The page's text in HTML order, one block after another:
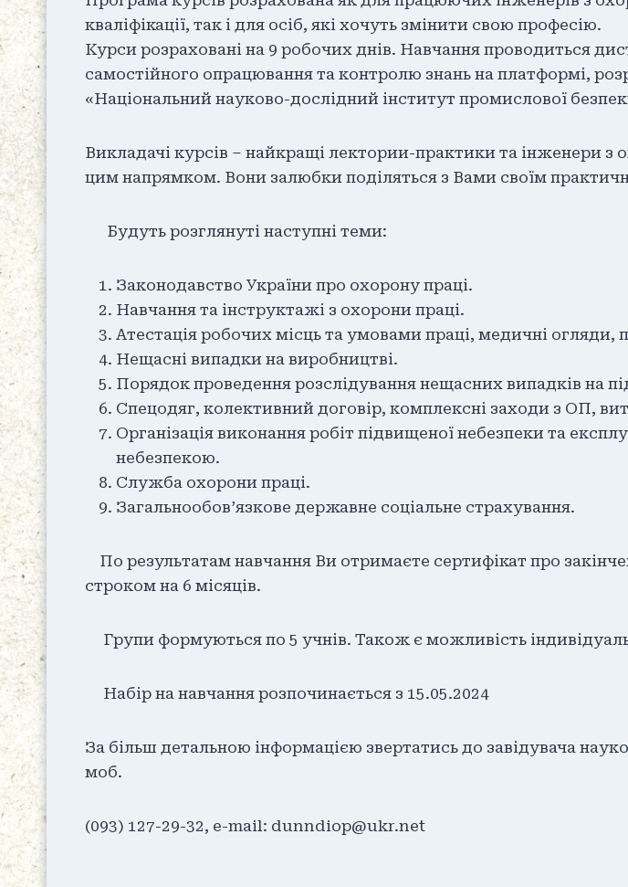
кваліфікації, так і для осіб, які хочуть змінити свою професію.
Курси розраховані на 9 робочих днів. Навчання проводиться
самостійного опрацювання та контролю знань на платформі,
«Національний науково-дослідний інститут промислової
Викладачі курсів – найкращі лектории-практики та інженери з
цим напрямком. Вони залюбки поділяться з Вами своїм
Будуть розглянуті наступні теми:
Законодавство України про охорону праці.
Навчання та інструктажі з охорони праці.
Атестація робочих місць та умовами праці, медичні огляди,
Нещасні випадки на виробництві.
Порядок проведення розслідування нещасних випадків на
Спецодяг, колективний договір, комплексні заходи з ОП,
Організація виконання робіт підвищеної небезпеки та
небезпекою.
Служба охорони праці.
Загальнообов’язкове державне соціальне страхування.
По результатам навчання Ви отримаєте сертифікат про
строком на 6 місяців.
Групи формуються по 5 учнів. Також є можливість
Набір на навчання розпочинається з 15.05.2024
За більш детальною інформацією звертатись до завідувача
моб.
(093) 127-29-32, e-mail: dunndiop@ukr.net